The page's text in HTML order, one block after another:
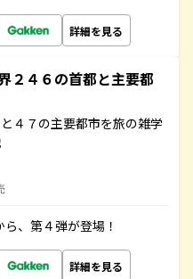
詳細を見る
４６の首都と主要都
４７の主要都市を旅の雑学
ら、第４弾が登場！
詳細を見る